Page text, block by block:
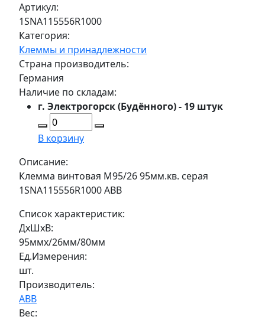
Артикул:
1SNA115556R1000
Категория:
Клеммы и принадлежности
Страна производитель:
Германия
Наличие по складам:
г. Электрогорск (Будённого) - 19 штук
В корзину
Описание:
Клемма винтовая M95/26 95мм.кв. серая
1SNA115556R1000 ABB
Список характеристик:
ДxШxВ:
95ммx/26мм/80мм
Ед.Измерения:
шт.
Производитель:
ABB
Вес: